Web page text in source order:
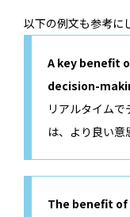
以下の例文も参考に
A key benefit
decision-
リアルタイム
は、より良い意
The benefit